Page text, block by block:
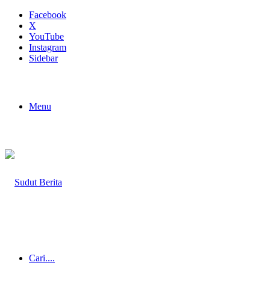
Facebook
X
YouTube
Instagram
Sidebar
Menu
Cari....